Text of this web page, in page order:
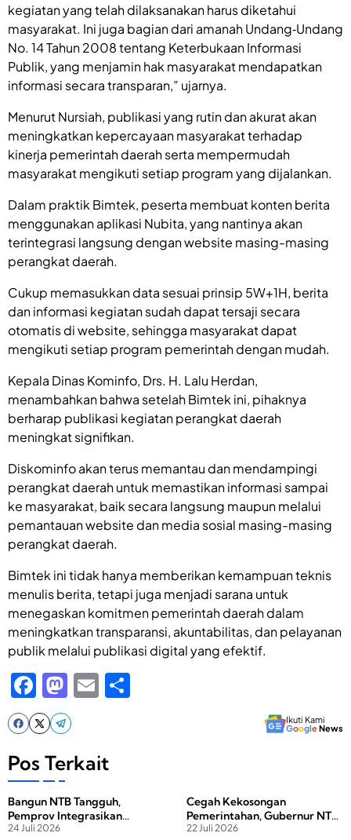
kegiatan yang telah dilaksanakan harus diketahui
masyarakat. Ini juga bagian dari amanah Undang‑Undang
No. 14 Tahun 2008 tentang Keterbukaan Informasi
Publik, yang menjamin hak masyarakat mendapatkan
informasi secara transparan,” ujarnya.
Menurut Nursiah, publikasi yang rutin dan akurat akan
meningkatkan kepercayaan masyarakat terhadap
kinerja pemerintah daerah serta mempermudah
masyarakat mengikuti setiap program yang dijalankan.
Dalam praktik Bimtek, peserta membuat konten berita
menggunakan aplikasi Nubita, yang nantinya akan
terintegrasi langsung dengan website masing-masing
perangkat daerah.
Cukup memasukkan data sesuai prinsip 5W+1H, berita
dan informasi kegiatan sudah dapat tersaji secara
otomatis di website, sehingga masyarakat dapat
mengikuti setiap program pemerintah dengan mudah.
Kepala Dinas Kominfo, Drs. H. Lalu Herdan,
menambahkan bahwa setelah Bimtek ini, pihaknya
berharap publikasi kegiatan perangkat daerah
meningkat signifikan.
Diskominfo akan terus memantau dan mendampingi
perangkat daerah untuk memastikan informasi sampai
ke masyarakat, baik secara langsung maupun melalui
pemantauan website dan media sosial masing-masing
perangkat daerah.
Bimtek ini tidak hanya memberikan kemampuan teknis
menulis berita, tetapi juga menjadi sarana untuk
menegaskan komitmen pemerintah daerah dalam
meningkatkan transparansi, akuntabilitas, dan pelayanan
publik melalui publikasi digital yang efektif.
F
a
c
e
b
o
M
a
st
o
o
E
Ikuti Kami
GoogleNews
Pos Terkait
Bangun NTB Tangguh,
Pemprov Integrasikan
Mitigasi Bencana untuk
24 Juli 2026
Cegah Kekosongan
Pemerintahan, Gubernur NTB
Serahkan Radiogram
22 Juli 2026